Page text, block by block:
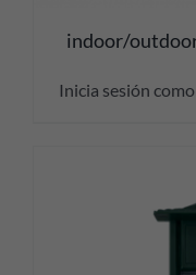
indoor/
Inicia sesión